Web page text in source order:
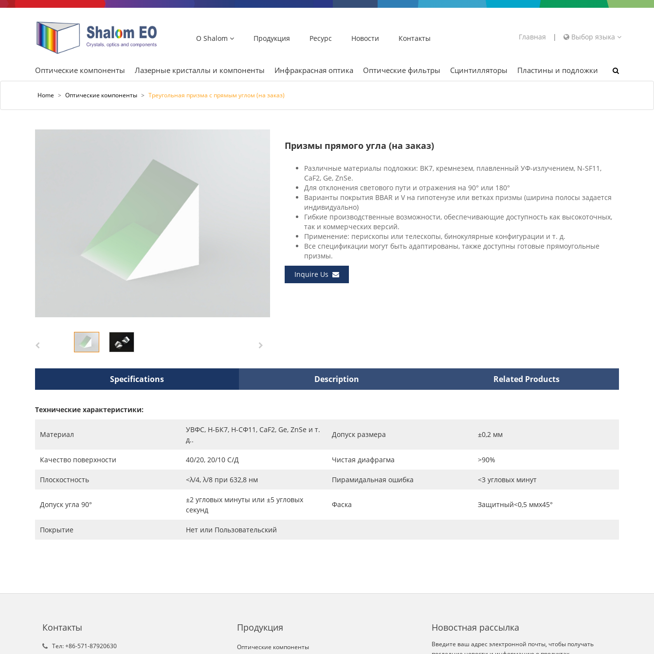
О Shalom Продукция Ресурс Новости Контакты Главная | Выбор языка
Оптические компоненты Лазерные кристаллы и компоненты Инфракрасная оптика Оптические фильтры Сцинтилляторы Пластины и подложки
Home > Оптические компоненты > Треугольная призма с прямым углом (на заказ)
Призмы прямого угла (на заказ)
Различные материалы подложки: BK7, кремнезем, плавленный УФ-излучением, N-SF11,
CaF2, Ge, ZnSe.
Для отклонения светового пути и отражения на 90° или 180°
Варианты покрытия BBAR и V на гипотенузе или ветках призмы (ширина полосы задается
индивидуально)
Гибкие производственные возможности, обеспечивающие доступность как высокоточных,
так и коммерческих версий.
Применение: перископы или телескопы, бинокулярные конфигурации и т. д.
Все спецификации могут быть адаптированы, также доступны готовые прямоугольные
призмы.
Inquire Us
Specifications Description Related Products
Технические характеристики:
Материал
УВФС, Н-БК7, Н-СФ11, CaF2, Ge, ZnSe и т.
д..
Допуск размера ±0,2 мм
Качество поверхности 40/20, 20/10 С/Д Чистая диафрагма >90%
Плоскостность <λ/4, λ/8 при 632,8 нм Пирамидальная ошибка <3 угловых минут
Допуск угла 90°
±2 угловых минуты или ±5 угловых
секунд
Фаска Защитный<0,5 ммx45°
Покрытие Нет или Пользовательский
Контакты
Tел: +86-571-87920630
Продукция
Оптические компоненты
Новостная рассылка
Введите ваш адрес электронной почты, чтобы получать